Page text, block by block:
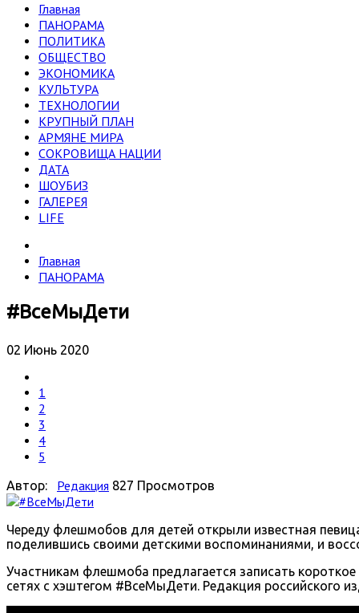
Главная
ПАНОРАМА
ПОЛИТИКА
ОБЩЕСТВО
ЭКОНОМИКА
КУЛЬТУРА
ТЕХНОЛОГИИ
КРУПНЫЙ ПЛАН
АРМЯНЕ МИРА
СОКРОВИЩА НАЦИИ
ДАТА
ШОУБИЗ
ГАЛЕРЕЯ
LIFE
Главная
ПАНОРАМА
#ВсеМыДети
02 Июнь 2020
1
2
3
4
5
Автор: Редакция 827 Просмотров
Череду флешмобов для детей открыли известная
поделившись своими детскими воспоминаниями, и
Участникам флешмоба предлагается записать
сетях с хэштегом #ВсеМыДети. Редакция российского